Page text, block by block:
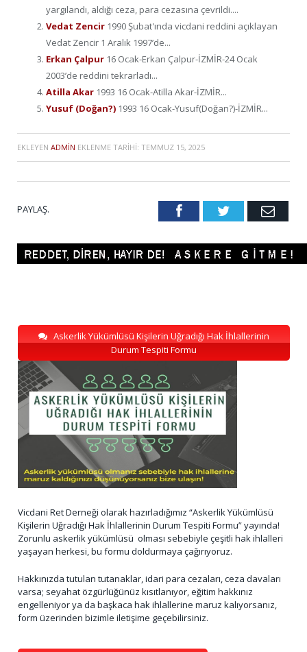
yargılandı, aldığı ceza, para cezasına çevrildi....
Vedat Zencir 1990 Şubat'ında vicdani reddini açıklayan
Vedat Zencir 1 Aralık 1997’de...
Erkan Çalpur 16 Ocak-Erkan Çalpur-İZMİR-24 Ocak
2003’de reddini tekrarladı...
Atilla Akar 1993 16 Ocak-Atilla Akar-İZMİR...
Yusuf (Doğan?) 1993 16 Ocak-Yusuf(Doğan?)-İZMİR...
EKLEYEN ADMIN EKLENME TARIHI: TEMMUZ 15, 2025
PAYLAŞ. FacebookTwitter Email
Askerlik Yükümlüsü Kişilerin Uğradığı Hak İhlallerinin
Durum Tespiti Formu
Vicdani Ret Derneği olarak hazırladığımız “Askerlik Yükümlüsü
Kişilerin Uğradığı Hak İhlallerinin Durum Tespiti Formu” yayında!
Zorunlu askerlik yükümlüsü olması sebebiyle çeşitli hak ihlalleri
yaşayan herkesi, bu formu doldurmaya çağırıyoruz.
Hakkınızda tutulan tutanaklar, idari para cezaları, ceza davaları
varsa; seyahat özgürlüğünüz kısıtlanıyor, eğitim hakkınız
engelleniyor ya da başkaca hak ihlallerine maruz kalıyorsanız,
form üzerinden bizimle iletişime geçebilirsiniz.